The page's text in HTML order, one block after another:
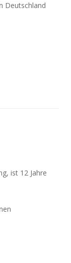
Deutschland
ist 12 Jahre